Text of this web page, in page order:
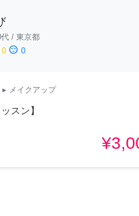
/ 東京都
0 sentiment_dissatisfied 0
▸ メイクアップ
スン】